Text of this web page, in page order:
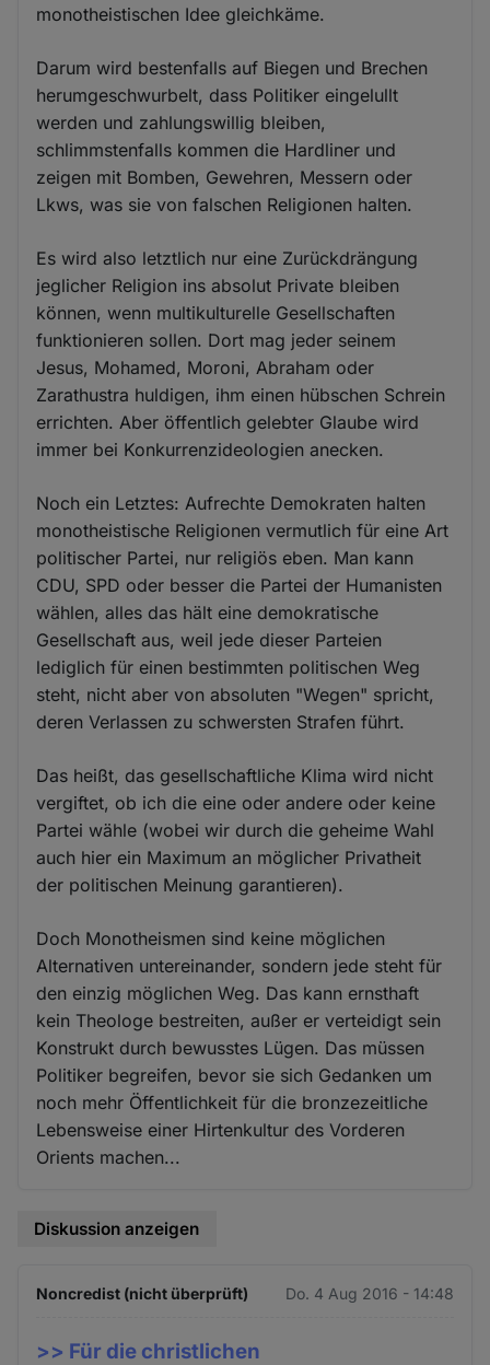
monotheistischen Idee gleichkäme.
Darum wird bestenfalls auf Biegen und Brechen
herumgeschwurbelt, dass Politiker eingelullt
werden und zahlungswillig bleiben,
schlimmstenfalls kommen die Hardliner und
zeigen mit Bomben, Gewehren, Messern oder
Lkws, was sie von falschen Religionen halten.
Es wird also letztlich nur eine Zurückdrängung
jeglicher Religion ins absolut Private bleiben
können, wenn multikulturelle Gesellschaften
funktionieren sollen. Dort mag jeder seinem
Jesus, Mohamed, Moroni, Abraham oder
Zarathustra huldigen, ihm einen hübschen Schrein
errichten. Aber öffentlich gelebter Glaube wird
immer bei Konkurrenzideologien anecken.
Noch ein Letztes: Aufrechte Demokraten halten
monotheistische Religionen vermutlich für eine Art
politischer Partei, nur religiös eben. Man kann
CDU, SPD oder besser die Partei der Humanisten
wählen, alles das hält eine demokratische
Gesellschaft aus, weil jede dieser Parteien
lediglich für einen bestimmten politischen Weg
steht, nicht aber von absoluten "Wegen" spricht,
deren Verlassen zu schwersten Strafen führt.
Das heißt, das gesellschaftliche Klima wird nicht
vergiftet, ob ich die eine oder andere oder keine
Partei wähle (wobei wir durch die geheime Wahl
auch hier ein Maximum an möglicher Privatheit
der politischen Meinung garantieren).
Doch Monotheismen sind keine möglichen
Alternativen untereinander, sondern jede steht für
den einzig möglichen Weg. Das kann ernsthaft
kein Theologe bestreiten, außer er verteidigt sein
Konstrukt durch bewusstes Lügen. Das müssen
Politiker begreifen, bevor sie sich Gedanken um
noch mehr Öffentlichkeit für die bronzezeitliche
Lebensweise einer Hirtenkultur des Vorderen
Orients machen...
Diskussion anzeigen
Noncredist (nicht überprüft) Do. 4 Aug 2016 - 14:48
>> Für die christlichen